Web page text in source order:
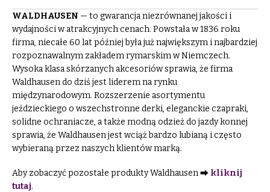
WALDHAUSEN — to gwarancja niezrównanej jakości i
wydajności w atrakcyjnych cenach. Powstała w 1836 roku
firma, niecałe 60 lat później była już największym i najbardziej
rozpoznawalnym zakładem rymarskim w Niemczech.
Wysoka klasa skórzanych akcesoriów sprawia, że firma
Waldhausen do dziś jest liderem na rynku
międzynarodowym. Rozszerzenie asortymentu
jeździeckiego o wszechstronne derki, eleganckie czapraki,
solidne ochraniacze, a także modną odzież do jazdy konnej
sprawia, że Waldhausen jest wciąż bardzo lubianą i często
wybieraną przez naszych klientów marką.
Aby zobaczyć pozostałe produkty Waldhausen ⮕ kliknij
tutaj.